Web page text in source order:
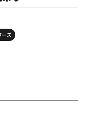
ーズ